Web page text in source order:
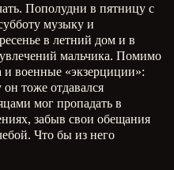
Пополудни в пятницу с
музыку и
в летний дом и в
мальчика. Помимо
и военные «экзерциции»:
тоже отдавался
мог пропадать в
забыв свои обещания
Что бы из него